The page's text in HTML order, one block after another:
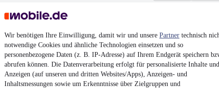
Wir benötigen Ihre Einwilligung, damit wir und unsere Partner technisch
notwendige Cookies und ähnliche Technologien einsetzen und so
personenbezogene Daten (z. B. IP-Adresse) auf Ihrem Endgerät speichern
abrufen können. Die Datenverarbeitung erfolgt für personalisierte Inhalte und
Anzeigen (auf unseren und dritten Websites/Apps), Anzeigen- und
Inhaltsmessungen sowie um Erkenntnisse über Zielgruppen und
¹MwSt. ausweisbar
4.6 Sterne
Nutze mobile.de schnell und einfach
App installieren